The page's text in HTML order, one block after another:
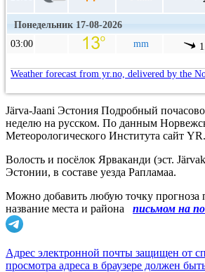
Понедельник 17-08-2026
03:00
mm
Weather forecast from yr.no, delivered by the
Järva-Jaani Эстония Подробный
неделю на русском. По данным
Метеорологического Института сайт
Волость и посёлок Ярваканди (эст.
Эстонии, в составе уезда Рапламаа.
Можно добавить любую точку прогноза
название места и района
письмом на
Адрес электронной почты защищен от
просмотра адреса в браузере должен